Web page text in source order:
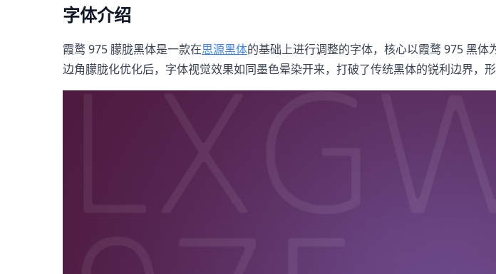
字体介绍
霞鹜 975 朦胧黑体是一款在思源黑体的基础上进行调整的字体，核心以霞鹜 975 黑
边角朦胧化优化后，字体视觉效果如同墨色晕染开来，打破了传统黑体的锐利边界，形